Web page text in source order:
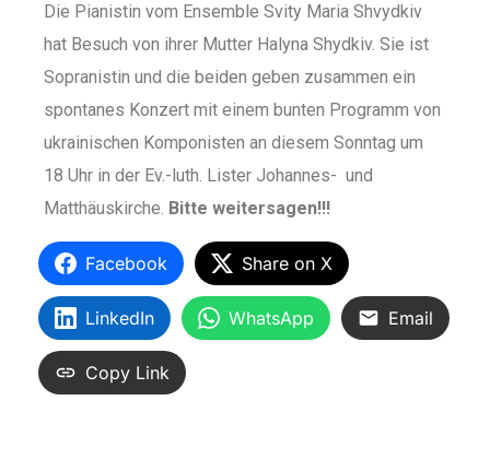
Die Pianistin vom Ensemble Svity Maria Shvydkiv
hat Besuch von ihrer Mutter Halyna Shydkiv. Sie ist
Sopranistin und die beiden geben zusammen ein
spontanes Konzert mit einem bunten Programm von
ukrainischen Komponisten an diesem Sonntag um
18 Uhr in der Ev.-luth. Lister Johannes- und
Matthäuskirche. Bitte weitersagen!!!
Facebook Share on X
LinkedIn WhatsApp Email
Copy Link